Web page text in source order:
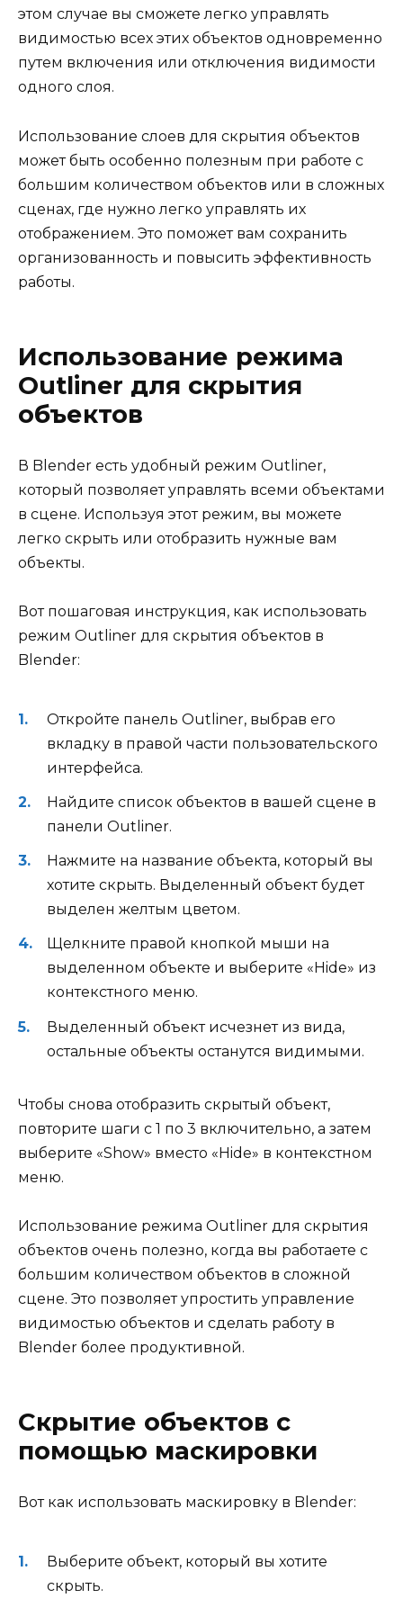
этом случае вы сможете легко управлять
видимостью всех этих объектов одновременно
путем включения или отключения видимости
одного слоя.
Использование слоев для скрытия объектов
может быть особенно полезным при работе с
большим количеством объектов или в сложных
сценах, где нужно легко управлять их
отображением. Это поможет вам сохранить
организованность и повысить эффективность
работы.
Использование режима
Outliner для скрытия
объектов
В Blender есть удобный режим Outliner,
который позволяет управлять всеми объектами
в сцене. Используя этот режим, вы можете
легко скрыть или отобразить нужные вам
объекты.
Вот пошаговая инструкция, как использовать
режим Outliner для скрытия объектов в
Blender:
Откройте панель Outliner, выбрав его
вкладку в правой части пользовательского
интерфейса.
Найдите список объектов в вашей сцене в
панели Outliner.
Нажмите на название объекта, который вы
хотите скрыть. Выделенный объект будет
выделен желтым цветом.
Щелкните правой кнопкой мыши на
выделенном объекте и выберите «Hide» из
контекстного меню.
Выделенный объект исчезнет из вида,
остальные объекты останутся видимыми.
Чтобы снова отобразить скрытый объект,
повторите шаги с 1 по 3 включительно, а затем
выберите «Show» вместо «Hide» в контекстном
меню.
Использование режима Outliner для скрытия
объектов очень полезно, когда вы работаете с
большим количеством объектов в сложной
сцене. Это позволяет упростить управление
видимостью объектов и сделать работу в
Blender более продуктивной.
Скрытие объектов с
помощью маскировки
Вот как использовать маскировку в Blender:
Выберите объект, который вы хотите
скрыть.